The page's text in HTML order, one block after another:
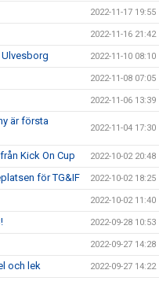
2022-11-17 19:55
2022-11-16 21:42
Ulvesborg 2022-11-10 08:10
2022-11-08 07:05
2022-11-06 13:39
är första
2022-11-04 17:30
Kick On Cup 2022-10-02 20:48
för TG&IF 2022-10-02 18:25
2022-10-02 11:40
2022-09-28 10:53
2022-09-27 14:28
och lek 2022-09-27 14:22